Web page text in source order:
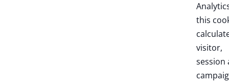
this
visitor,
session